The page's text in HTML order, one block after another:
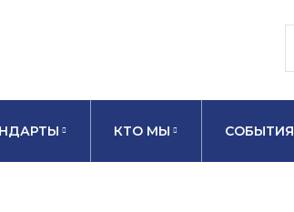
КТО МЫ СОБЫТИЯ